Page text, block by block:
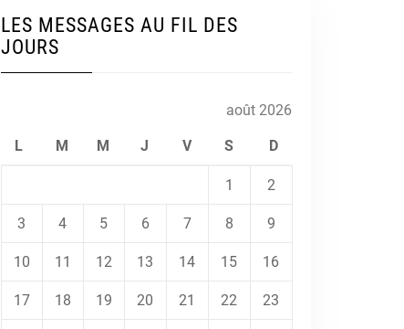
LES MESSAGES AU FIL DES
JOURS
août 2026
L M M J V S D
1 2
3 4 5 6 7 8 9
10 11 12 13 14 15 16
17 18 19 20 21 22 23